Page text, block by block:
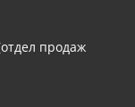
продаж